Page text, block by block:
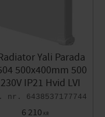
Yali Parada
500x400mm 500
IP21 Hvid LVI
6438537177744
6 210 KR